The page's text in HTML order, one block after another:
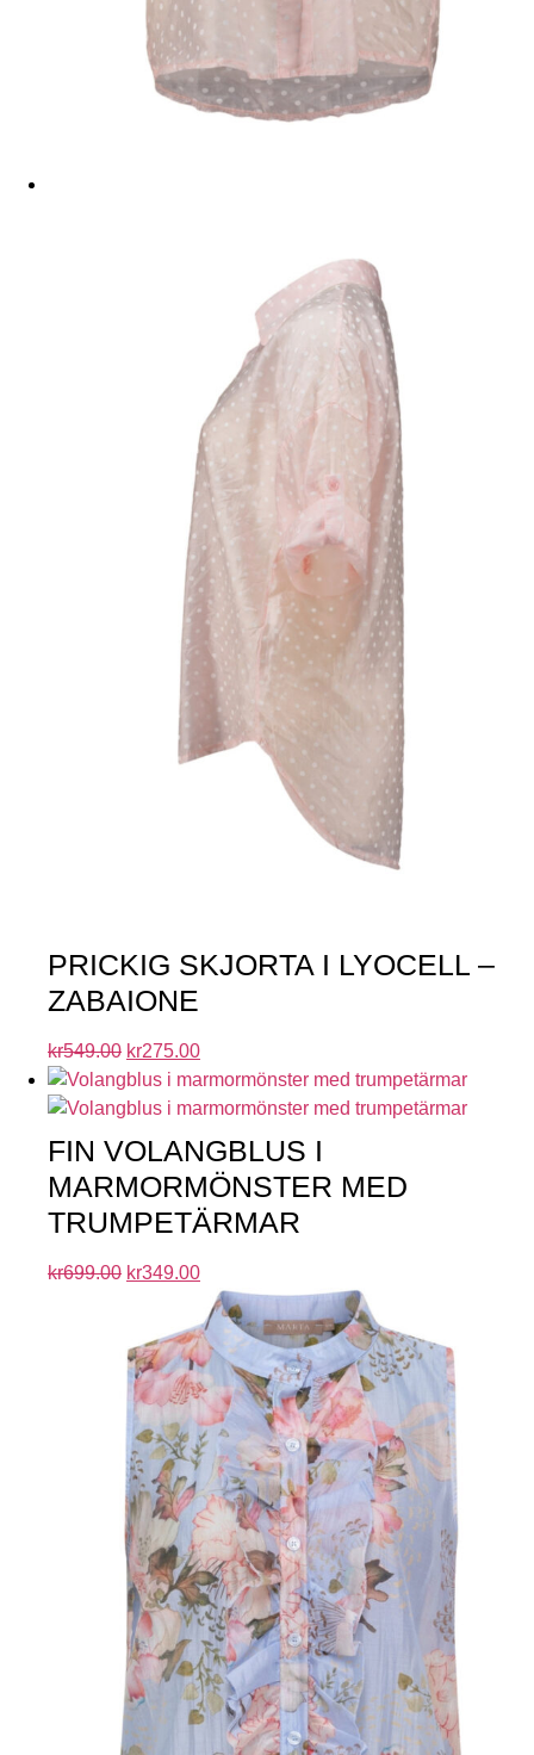
PRICKIG SKJORTA I LYOCELL –
ZABAIONE
kr549.00 kr275.00
FIN VOLANGBLUS I
MARMORMÖNSTER MED
TRUMPETÄRMAR
kr699.00 kr349.00